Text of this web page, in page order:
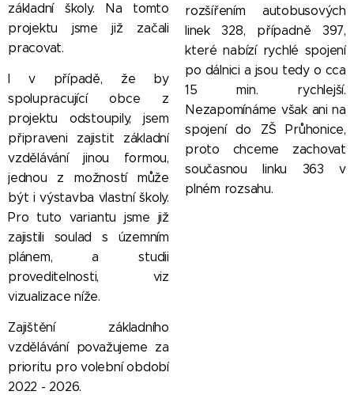
základní školy. Na tomto
projektu jsme již začali
pracovat.
I v případě, že by
spolupracující obce z
projektu odstoupily, jsem
připraveni zajistit základní
vzdělávání jinou formou,
jednou z možností může
být i výstavba vlastní školy.
Pro tuto variantu jsme již
zajistili soulad s územním
plánem, a studii
proveditelnosti, viz
vizualizace níže.
Zajištění základního
vzdělávání považujeme za
prioritu pro volební období
2022 - 2026.
rozšířením autobusových
linek 328, případně 397,
které nabízí rychlé spojení
po dálnici a jsou tedy o cca
15 min. rychlejší.
Nezapomínáme však ani na
spojení do ZŠ Průhonice,
proto chceme zachovat
současnou linku 363 v
plném rozsahu.